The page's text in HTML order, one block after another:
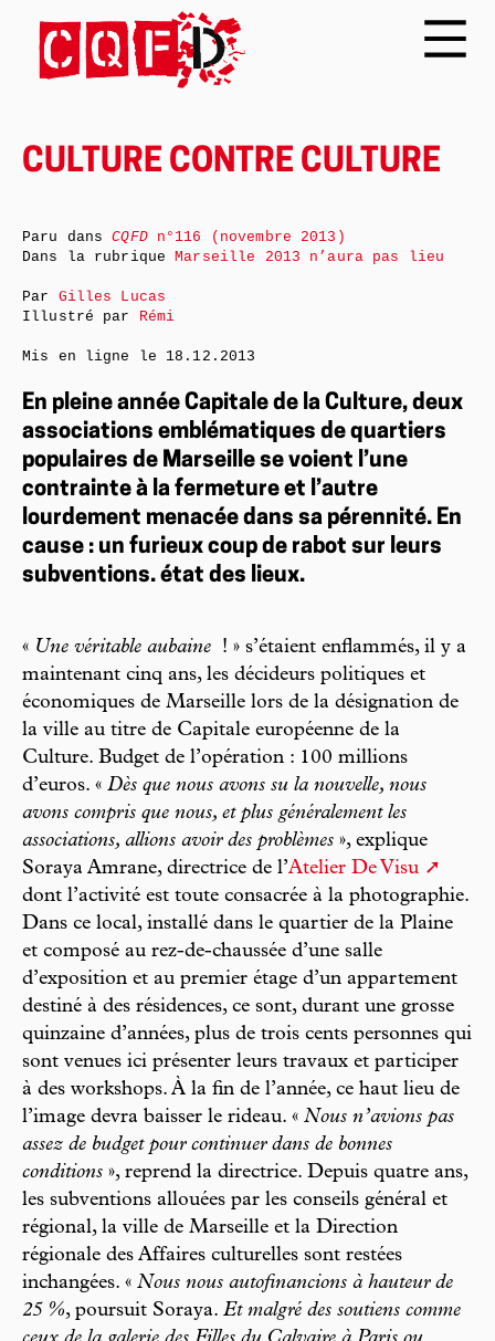
CULTURE CONTRE CULTURE
En pleine année Capitale de la Culture, deux
associations emblématiques de quartiers
populaires de Marseille se voient l’une
contrainte à la fermeture et l’autre
lourdement menacée dans sa pérennité. En
cause : un furieux coup de rabot sur leurs
subventions. état des lieux.
« Une véritable aubaine
! » s’étaient enflammés, il y a
maintenant cinq ans, les décideurs politiques et
économiques de Marseille lors de la désignation de
la ville au titre de Capitale européenne de la
Culture. Budget de l’opération : 100 millions
d’euros. « Dès que nous avons su la nouvelle, nous
avons compris que nous, et plus généralement les
associations, allions avoir des problèmes », explique
Soraya Amrane, directrice de l’Atelier De Visu
dont l’activité est toute consacrée à la photographie.
Dans ce local, installé dans le quartier de la Plaine
et composé au rez-de-chaussée d’une salle
d’exposition et au premier étage d’un appartement
destiné à des résidences, ce sont, durant une grosse
quinzaine d’années, plus de trois cents personnes qui
sont venues ici présenter leurs travaux et participer
à des workshops. À la fin de l’année, ce haut lieu de
l’image devra baisser le rideau. « Nous n’avions pas
assez de budget pour continuer dans de bonnes
conditions », reprend la directrice. Depuis quatre ans,
les subventions allouées par les conseils général et
régional, la ville de Marseille et la Direction
régionale des Affaires culturelles sont restées
inchangées. « Nous nous autofinancions à hauteur de
25 %, poursuit Soraya. Et malgré des soutiens comme
Paru dansCQFDn°116 (novembre 2013)
Dans la rubriqueMarseille 2013 n’aura pas lieu
Par Gilles Lucas
Illustré par Rémi
Mis en ligne le 18.12.2013